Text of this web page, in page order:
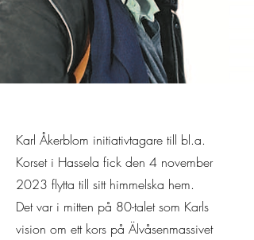
Karl Åkerblom initiativtagare till bl.a.
Korset i Hassela fick den 4 november
2023 flytta till sitt himmelska hem.
Det var i mitten på 80-talet som Karls
vision om ett kors på Älvåsenmassivet